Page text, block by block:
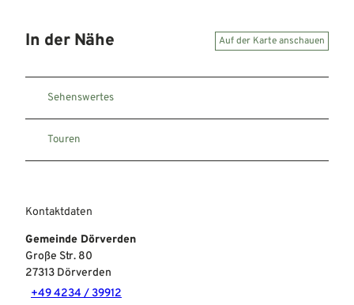
In der Nähe Auf der Karte anschauen
Sehenswertes
Touren
Kontaktdaten
Gemeinde Dörverden
Große Str. 80
27313 Dörverden
+49 4234 / 39912